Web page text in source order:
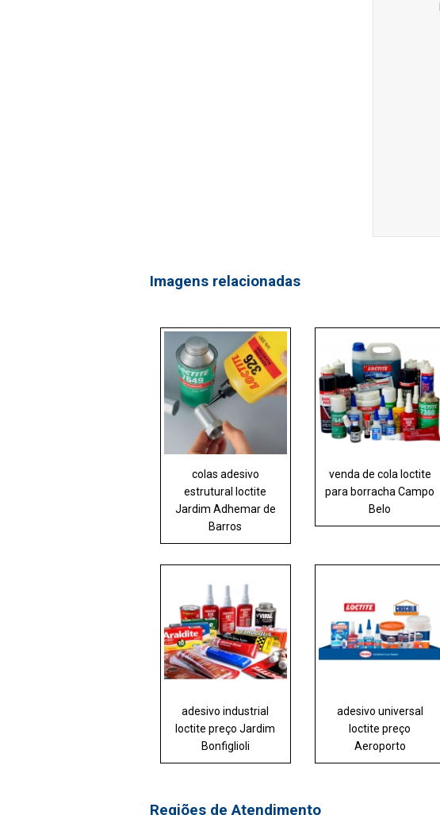
Imagens relacionadas
colas adesivo
estrutural loctite
Jardim Adhemar de
Barros
venda de cola loctite
para borracha Campo
Belo
adesivo industrial
loctite preço Jardim
Bonfiglioli
adesivo universal
loctite preço
Aeroporto
Regiões de Atendimento